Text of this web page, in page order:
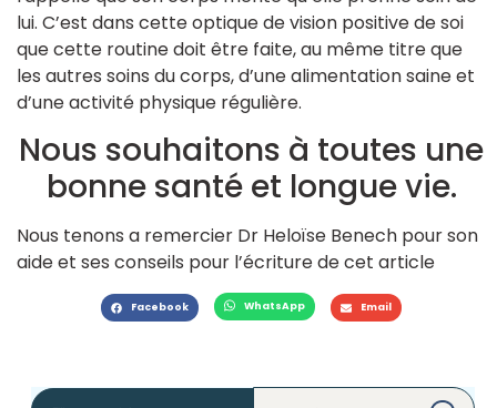
lui. C’est dans cette optique de vision positive de soi
que cette routine doit être faite, au même titre que
les autres soins du corps, d’une alimentation saine et
d’une activité physique régulière.
Nous souhaitons à toutes une
bonne santé et longue vie.
Nous tenons a remercier Dr Heloïse Benech pour son
aide et ses conseils pour l’écriture de cet article
Facebook WhatsApp Email